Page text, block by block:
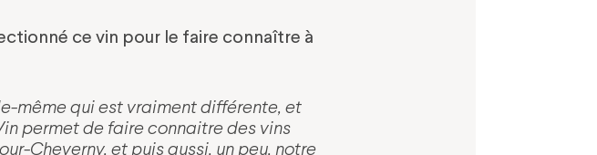
ce vin pour le faire connaître à
même qui est vraiment différente, et
permet de faire connaitre des vins
Cheverny, et puis aussi, un peu, notre